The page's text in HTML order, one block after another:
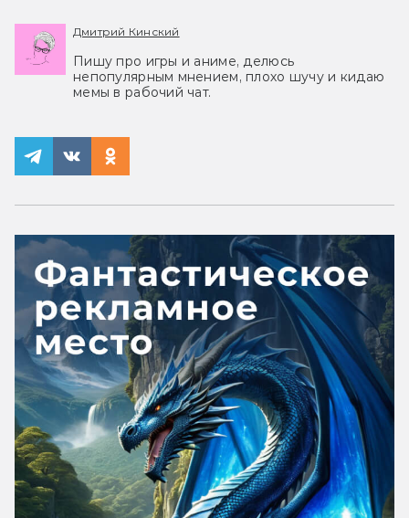
Дмитрий Кинский
Пишу про игры и аниме, делюсь
непопулярным мнением, плохо шучу и кидаю
мемы в рабочий чат.